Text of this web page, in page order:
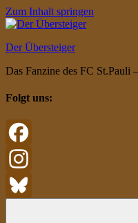
Zum Inhalt springen
Der Übersteiger
Das Fanzine des FC St.Pauli
Folgt uns:
Facebook
Instagram